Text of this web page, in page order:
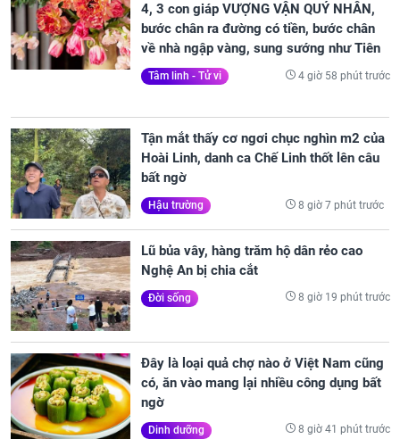
4, 3 con giáp VƯỢNG VẬN QUÝ NHÂN,
bước chân ra đường có tiền, bước chân
về nhà ngập vàng, sung sướng như Tiên
Tâm linh - Tử vi 4 giờ 58 phút trước
Tận mắt thấy cơ ngơi chục nghìn m2 của
Hoài Linh, danh ca Chế Linh thốt lên câu
bất ngờ
Hậu trường 8 giờ 7 phút trước
Lũ bủa vây, hàng trăm hộ dân rẻo cao
Nghệ An bị chia cắt
Đời sống 8 giờ 19 phút trước
Đây là loại quả chợ nào ở Việt Nam cũng
có, ăn vào mang lại nhiều công dụng bất
ngờ
Dinh dưỡng 8 giờ 41 phút trước